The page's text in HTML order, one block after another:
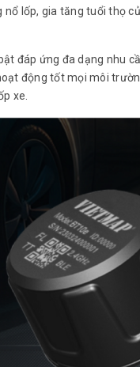
lốp, gia tăng tuổi thọ
đáp ứng đa dạng nhu
động tốt mọi môi
xe.